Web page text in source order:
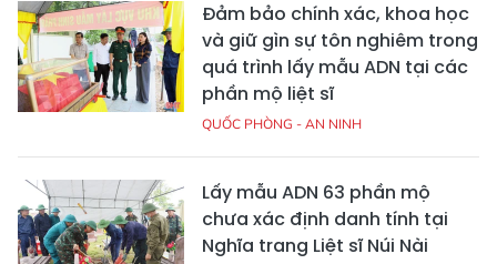
Đảm bảo chính xác, khoa học
và giữ gìn sự tôn nghiêm trong
quá trình lấy mẫu ADN tại các
phần mộ liệt sĩ
QUỐC PHÒNG - AN NINH
Lấy mẫu ADN 63 phần mộ
chưa xác định danh tính tại
Nghĩa trang Liệt sĩ Núi Nài